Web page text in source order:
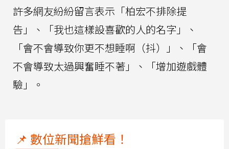
許多網友紛紛留言表示「柏宏不排除提
告」、「我也這樣設喜歡的人的名字」、
「會不會導致你更不想睡啊（抖）」、「會
不會導致太過興奮睡不著」、「增加遊戲體
驗」。
📌 數位新聞搶鮮看！